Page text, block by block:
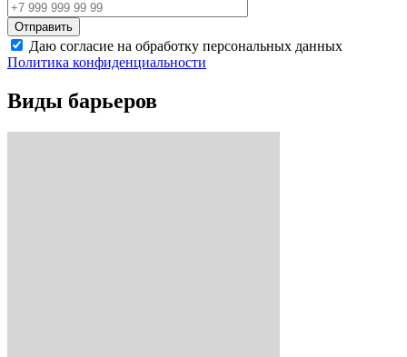
Даю согласие на обработку персональных данных
Политика конфиденциальности
Виды барьеров